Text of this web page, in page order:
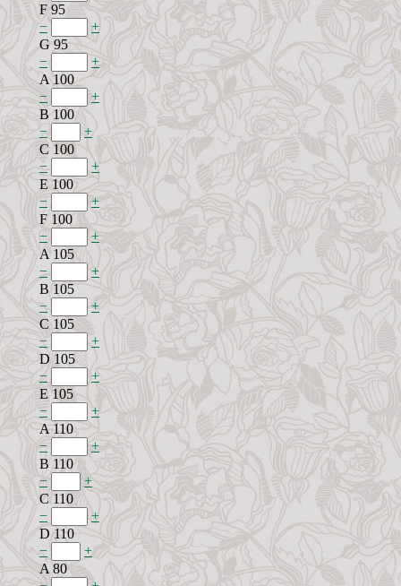
F 95
−
+
G 95
−
+
A 100
−
+
B 100
−
+
C 100
−
+
E 100
−
+
F 100
−
+
A 105
−
+
B 105
−
+
C 105
−
+
D 105
−
+
E 105
−
+
A 110
−
+
B 110
−
+
C 110
−
+
D 110
−
+
A 80